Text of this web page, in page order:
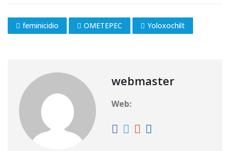
feminicidio OMETEPEC Yoloxochilt
webmaster
Web: